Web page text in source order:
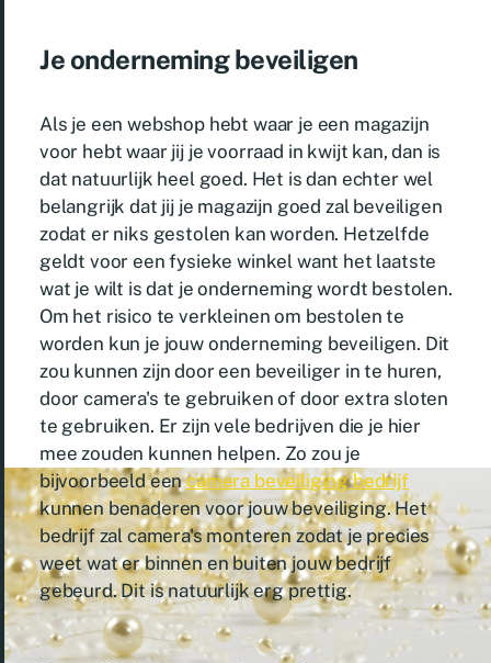
Je onderneming beveiligen
Als je een webshop hebt waar je een magazijn
voor hebt waar jij je voorraad in kwijt kan, dan is
dat natuurlijk heel goed. Het is dan echter wel
belangrijk dat jij je magazijn goed zal beveiligen
zodat er niks gestolen kan worden. Hetzelfde
geldt voor een fysieke winkel want het laatste
wat je wilt is dat je onderneming wordt bestolen.
Om het risico te verkleinen om bestolen te
worden kun je jouw onderneming beveiligen. Dit
zou kunnen zijn door een beveiliger in te huren,
door camera's te gebruiken of door extra sloten
te gebruiken. Er zijn vele bedrijven die je hier
mee zouden kunnen helpen. Zo zou je
bijvoorbeeld eencamera beveiliging bedrijf
kunnen benaderen voor jouw beveiliging. Het
bedrijf zal camera's monteren zodat je precies
weet wat er binnen en buiten jouw bedrijf
gebeurd. Dit is natuurlijk erg prettig.